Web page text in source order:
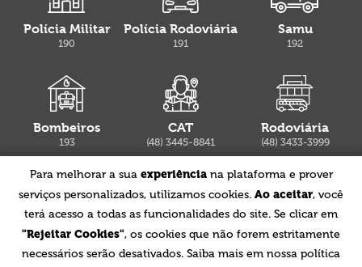
Polícia Militar
190
Polícia Rodoviária
191
Samu
192
Bombeiros
193
CAT
(48) 3445-8841
Rodoviária
(48) 3433-3999
Aeroporto
(48) 3624-8800
Para melhorar a sua experiênciana plataforma e prover
serviços personalizados, utilizamos cookies. Ao aceitar, você
terá acesso a todas as funcionalidades do site. Se clicar em
"Rejeitar Cookies", os cookies que não forem estritamente
necessários serão desativados. Saiba mais em nossa política